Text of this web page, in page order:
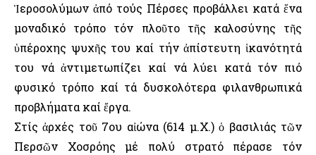
Ἱεροσολύμων ἀπό τούς Πέρσες προβάλλει κατά ἕνα
μοναδικό τρόπο τόν πλοῦτο τῆς καλοσύνης τῆς
ὑπέροχης ψυχῆς του καί τήν ἀπίστευτη ἱκανότητά
του νά ἀντιμετωπίζει καί νά λύει κατά τόν πιό
φυσικό τρόπο καί τά δυσκολότερα φιλανθρωπικά
προβλήματα καί ἔργα.
Στίς ἀρχές τοῦ 7ου αἰώνα (614 μ.Χ.) ὁ βασιλιάς τῶν
Περσῶν Χοσρόης μέ πολύ στρατό πέρασε τόν